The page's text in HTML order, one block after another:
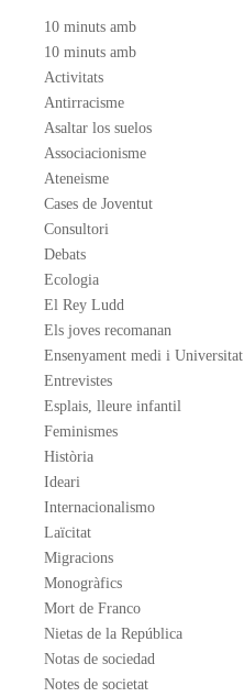
10 minuts amb
10 minuts amb
Activitats
Antirracisme
Asaltar los suelos
Associacionisme
Ateneisme
Cases de Joventut
Consultori
Debats
Ecologia
El Rey Ludd
Els joves recomanan
Ensenyament medi i Universitat
Entrevistes
Esplais, lleure infantil
Feminismes
Història
Ideari
Internacionalismo
Laïcitat
Migracions
Monogràfics
Mort de Franco
Nietas de la República
Notas de sociedad
Notes de societat